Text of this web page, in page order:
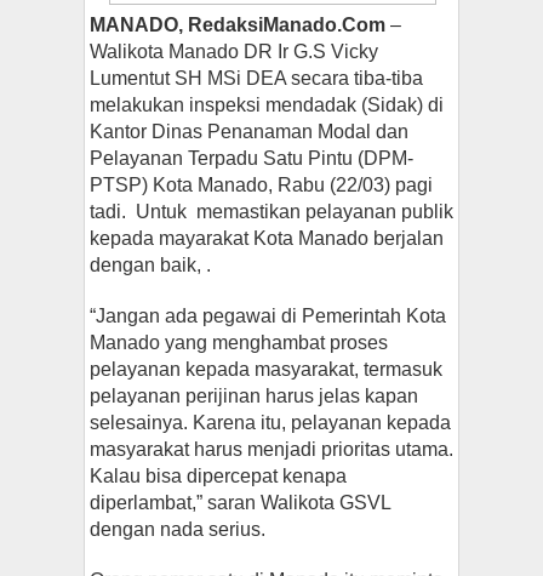
MANADO, RedaksiManado.Com –
Walikota Manado DR Ir G.S Vicky
Lumentut SH MSi DEA secara tiba-tiba
melakukan inspeksi mendadak (Sidak) di
Kantor Dinas Penanaman Modal dan
Pelayanan Terpadu Satu Pintu (DPM-
PTSP) Kota Manado, Rabu (22/03) pagi
tadi. Untuk memastikan pelayanan publik
kepada mayarakat Kota Manado berjalan
dengan baik, .
“Jangan ada pegawai di Pemerintah Kota
Manado yang menghambat proses
pelayanan kepada masyarakat, termasuk
pelayanan perijinan harus jelas kapan
selesainya. Karena itu, pelayanan kepada
masyarakat harus menjadi prioritas utama.
Kalau bisa dipercepat kenapa
diperlambat,” saran Walikota GSVL
dengan nada serius.